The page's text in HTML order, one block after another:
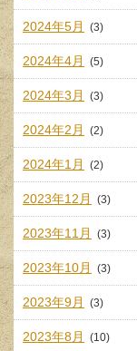
2024年5月 (3)
2024年4月 (5)
2024年3月 (3)
2024年2月 (2)
2024年1月 (2)
2023年12月 (3)
2023年11月 (3)
2023年10月 (3)
2023年9月 (3)
2023年8月 (10)